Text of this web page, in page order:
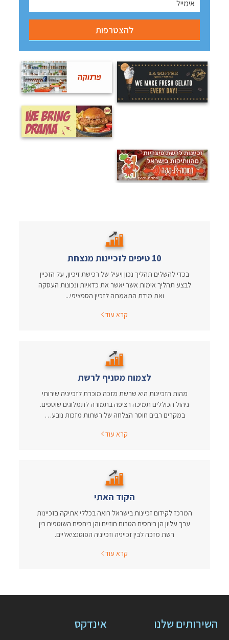
10 טיפים לזכיינות מנצחת
בכדי להשלים תהליך נכון ויעיל של רכישת זיכיון, על הזכיין
לבצע תהליך אימות אשר יאשר את כדאיות ונכונות העסקה
ואת מידת התאמתה לזכיין הספציפי...
קרא עוד
לצמוח מסניף לרשת
מהות הזכיינות היא שרשת מזכה מוכרת לזכייניה שירותי
ניהול הכוללים תמיכה רציפה בתמורה לתמלוגים שוטפים.
במקרים רבים חוסר הצלחה של רשתות מזכות נובע…
קרא עוד
הקוד האתי
המרכז לקידום זכיינות בישראל רואה בכללי אתיקה בזכיינות
ערך עליון הן ביחסים הטרום חוזיים והן ביחסים השוטפים בין
רשת מזכה לבין זכייניה וזכייניה הפוטנציאליים.
קרא עוד
השירותים שלנו אינדקס